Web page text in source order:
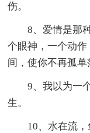
伤。
8、爱情是那
个眼神，一个动
间，使你不再孤单
9、我以为一
生。
10、水在流